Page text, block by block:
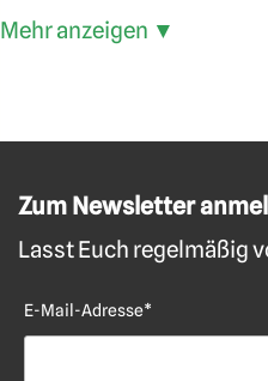
Mehr anzeigen ▼
Zum Newsletter
Lasst Euch regelmäßig
E-Mail-Adresse*